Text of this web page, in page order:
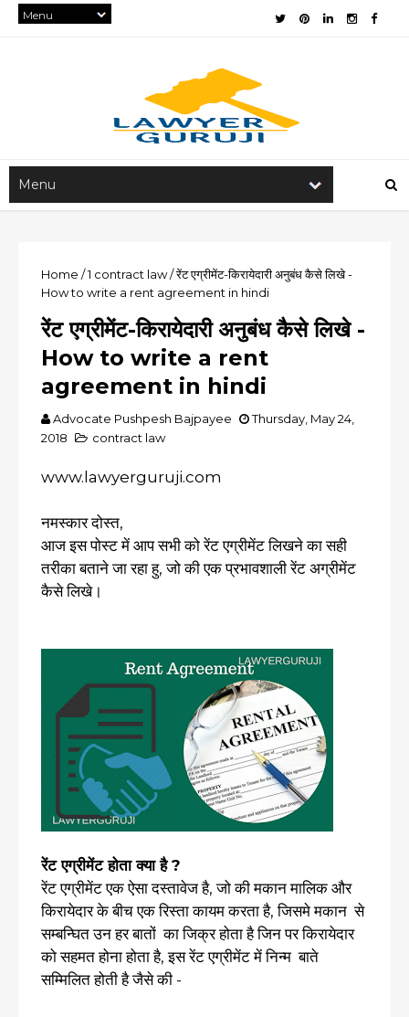
Home /1 contract law/रेंट एग्रीमेंट-किरायेदारी अनुबंध कैसे लिखे -
How to write a rent agreement in hindi
रेंट एग्रीमेंट-किरायेदारी अनुबंध कैसे लिखे -
How to write a rent
agreement in hindi
Advocate Pushpesh Bajpayee
Thursday, May 24,
2018
contract law
www.lawyerguruji.com
नमस्कार दोस्त,
आज इस पोस्ट में आप सभी को रेंट एग्रीमेंट लिखने का सही
तरीका बताने जा रहा हु, जो की एक प्रभावशाली रेंट अग्रीमेंट
कैसे लिखे।
रेंट एग्रीमेंट होता क्या है ?
रेंट एग्रीमेंट एक ऐसा दस्तावेज है, जो की मकान मालिक और
किरायेदार के बीच एक रिस्ता कायम करता है, जिसमे मकान से
सम्बन्घित उन हर बातों का जिक्र होता है जिन पर किरायेदार
को सहमत होना होता है, इस रेंट एग्रीमेंट में निन्म बाते
सम्मिलित होती है जैसे की -